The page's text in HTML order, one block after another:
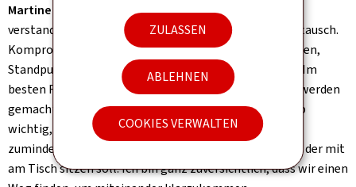
ZULASSEN
ABLEHNEN
COOKIES VERWALTEN
Martine Hansen:
Man muss nicht immer mit allem ein
verstanden sein. Soviel ist klar. Ich arbeite aber im Austausch.
Kompromisse sind essenziell. Man muss zuhören können,
Standpunkte erklären und Positionen argumentieren. Im
besten Fall findet man so einen Konsens. Die Gesetze werden
gemacht, um den Sport zu unterstützen. Es ist deshalb
wichtig, dass sie vom Sport getragen werden. Das ist
zumindest das Ziel. Das COSL ist ein wichtiger Partner, der mit
am Tisch sitzen soll. Ich bin ganz zuversichtlich, dass wir einen